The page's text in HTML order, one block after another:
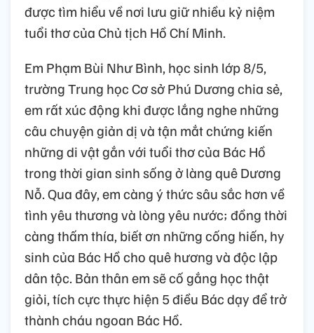
được tìm hiểu về nơi lưu giữ nhiều kỷ niệm
tuổi thơ của Chủ tịch Hồ Chí Minh.
Em Phạm Bùi Như Bình, học sinh lớp 8/5,
trường Trung học Cơ sở Phú Dương chia sẻ,
em rất xúc động khi được lắng nghe những
câu chuyện giản dị và tận mắt chứng kiến
những di vật gắn với tuổi thơ của Bác Hồ
trong thời gian sinh sống ở làng quê Dương
Nỗ. Qua đây, em càng ý thức sâu sắc hơn về
tình yêu thương và lòng yêu nước; đồng thời
càng thấm thía, biết ơn những cống hiến, hy
sinh của Bác Hồ cho quê hương và độc lập
dân tộc. Bản thân em sẽ cố gắng học thật
giỏi, tích cực thực hiện 5 điều Bác dạy để trở
thành cháu ngoan Bác Hồ.